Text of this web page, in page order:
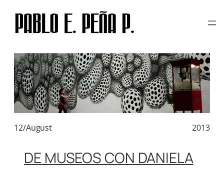
TAG: CRUZ DIEZ
12/August 2013
DE MUSEOS CON DANIELA